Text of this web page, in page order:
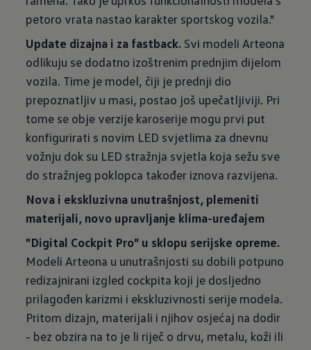
petoro vrata nastao karakter sportskog vozila."
Update dizajna i za fastback. Svi modeli Arteona
odlikuju se dodatno izoštrenim prednjim dijelom
vozila. Time je model, čiji je prednji dio
prepoznatljiv u masi, postao još upečatljiviji. Pri
tome se obje verzije karoserije mogu prvi put
konfigurirati s novim LED svjetlima za dnevnu
vožnju dok su LED stražnja svjetla koja sežu sve
do stražnjeg poklopca također iznova razvijena.
Nova i ekskluzivna unutrašnjost, plemeniti
materijali, novo upravljanje klima-uređajem
"Digital Cockpit Pro" u sklopu serijske opreme.
Modeli Arteona u unutrašnjosti su dobili potpuno
redizajnirani izgled cockpita koji je dosljedno
prilagođen karizmi i ekskluzivnosti serije modela.
Pritom dizajn, materijali i njihov osjećaj na dodir
- bez obzira na to je li riječ o drvu, metalu, koži ili